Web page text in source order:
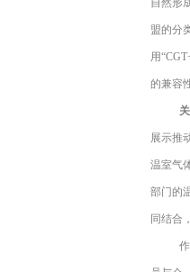
自然形
盟的分
用“
的兼容
展示推
温室气
部门的
同结合